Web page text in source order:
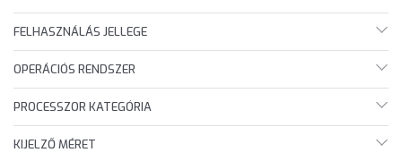
FELHASZNÁLÁS JELLEGE
OPERÁCIÓS RENDSZER
PROCESSZOR KATEGÓRIA
KIJELZŐ MÉRET